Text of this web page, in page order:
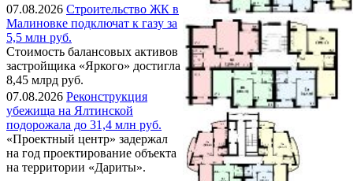
07.08.2026 Строительство ЖК в
Малиновке подключат к газу за
5,5 млн руб.
Стоимость балансовых активов
застройщика «Яркого» достигла
8,45 млрд руб.
07.08.2026 Реконструкция
убежища на Ялтинской
подорожала до 31,4 млн руб.
«Проектный центр» задержал
на год проектирование объекта
на территории «Дариты».